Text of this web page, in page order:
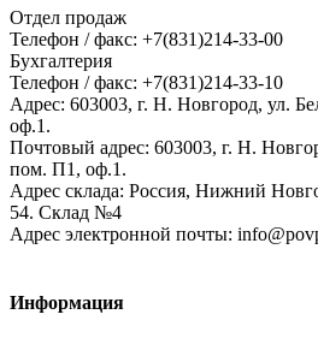
Отдел продаж
Телефон / факс: +7(831)214-33-00
Бухгалтерия
Телефон / факс: +7(831)214-33-10
Адрес: 603003, г. Н. Новгород, ул.
оф.1.
Почтовый адрес: 603003, г. Н.
пом. П1, оф.1.
Адрес склада: Россия, Нижний
54. Склад №4
Адрес электронной почты:
Информация